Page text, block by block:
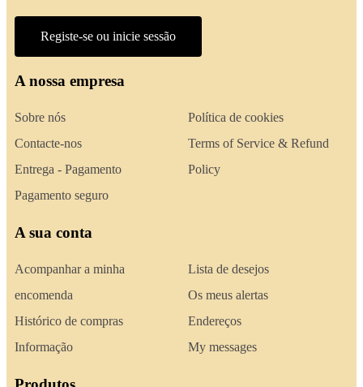
Registe-se ou inicie sessão
A nossa empresa
Sobre nós
Contacte-nos
Entrega - Pagamento
Pagamento seguro
Política de cookies
Terms of Service & Refund
Policy
A sua conta
Acompanhar a minha
encomenda
Histórico de compras
Informação
Lista de desejos
Os meus alertas
Endereços
My messages